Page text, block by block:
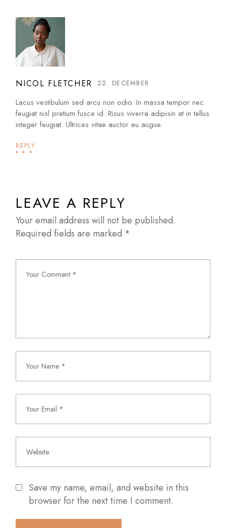
NICOL FLETCHER 22. DECEMBER
Lacus vestibulum sed arcu non odio. In massa tempor nec
feugiat nisl pretium fusce id. Risus viverra adipisin at in tellus
integer feugiat. Ultrices vitae auctor eu augue.
REPLY
LEAVE A REPLY
Your email address will not be published.
Required fields are marked *
Save my name, email, and website in this
browser for the next time I comment.